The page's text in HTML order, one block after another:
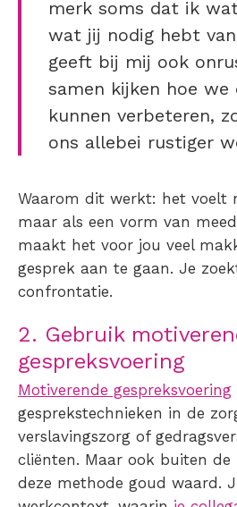
merk soms dat ik
wat jij nodig hebt
geeft bij mij ook
samen kijken hoe
kunnen verbeteren,
ons allebei rustiger
Waarom dit werkt: het voelt
maar als een vorm van
maakt het voor jou veel
gesprek aan te gaan. Je
confrontatie.
2. Gebruik
gespreksvoering
Motiverende gespreksvoering
gesprekstechnieken in de
verslavingszorg of
cliënten. Maar ook buiten de
deze methode goud waard.